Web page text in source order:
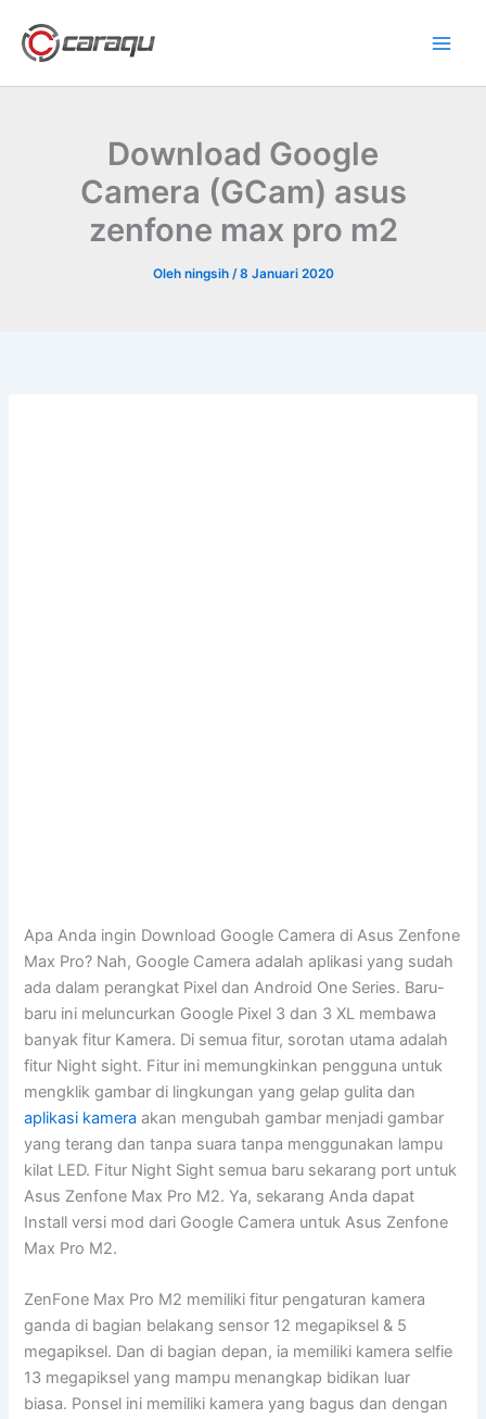
konten
Download Google
Camera (GCam) asus
zenfone max pro m2
Oleh ningsih /8 Januari 2020
Apa Anda ingin Download Google Camera di Asus Zenfone
Max Pro? Nah, Google Camera adalah aplikasi yang sudah
ada dalam perangkat Pixel dan Android One Series. Baru-
baru ini meluncurkan Google Pixel 3 dan 3 XL membawa
banyak fitur Kamera. Di semua fitur, sorotan utama adalah
fitur Night sight. Fitur ini memungkinkan pengguna untuk
mengklik gambar di lingkungan yang gelap gulita dan
aplikasi kamera akan mengubah gambar menjadi gambar
yang terang dan tanpa suara tanpa menggunakan lampu
kilat LED. Fitur Night Sight semua baru sekarang port untuk
Asus Zenfone Max Pro M2. Ya, sekarang Anda dapat
Install versi mod dari Google Camera untuk Asus Zenfone
Max Pro M2.
ZenFone Max Pro M2 memiliki fitur pengaturan kamera
ganda di bagian belakang sensor 12 megapiksel & 5
megapiksel. Dan di bagian depan, ia memiliki kamera selfie
13 megapiksel yang mampu menangkap bidikan luar
biasa. Ponsel ini memiliki kamera yang bagus dan dengan